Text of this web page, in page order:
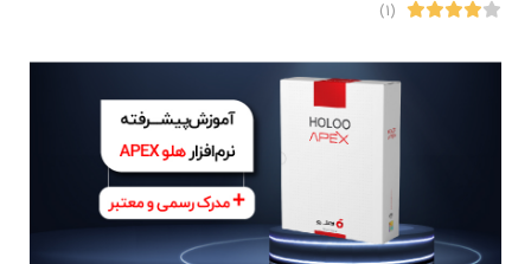
(1)